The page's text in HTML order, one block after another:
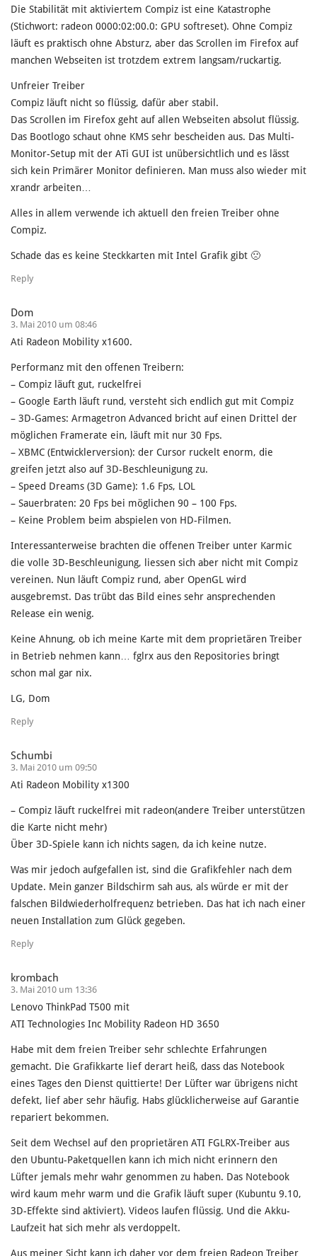
Die Stabilität mit aktiviertem Compiz ist eine Katastrophe
(Stichwort: radeon 0000:02:00.0: GPU softreset). Ohne Compiz
läuft es praktisch ohne Absturz, aber das Scrollen im Firefox auf
manchen Webseiten ist trotzdem extrem langsam/ruckartig.
Unfreier Treiber
Compiz läuft nicht so flüssig, dafür aber stabil.
Das Scrollen im Firefox geht auf allen Webseiten absolut flüssig.
Das Bootlogo schaut ohne KMS sehr bescheiden aus. Das Multi-
Monitor-Setup mit der ATi GUI ist unübersichtlich und es lässt
sich kein Primärer Monitor definieren. Man muss also wieder mit
xrandr arbeiten…
Alles in allem verwende ich aktuell den freien Treiber ohne
Compiz.
Schade das es keine Steckkarten mit Intel Grafik gibt 🙁
Reply
Dom
3. Mai 2010 um 08:46
Ati Radeon Mobility x1600.
Performanz mit den offenen Treibern:
– Compiz läuft gut, ruckelfrei
– Google Earth läuft rund, versteht sich endlich gut mit Compiz
– 3D-Games: Armagetron Advanced bricht auf einen Drittel der
möglichen Framerate ein, läuft mit nur 30 Fps.
– XBMC (Entwicklerversion): der Cursor ruckelt enorm, die
greifen jetzt also auf 3D-Beschleunigung zu.
– Speed Dreams (3D Game): 1.6 Fps, LOL
– Sauerbraten: 20 Fps bei möglichen 90 – 100 Fps.
– Keine Problem beim abspielen von HD-Filmen.
Interessanterweise brachten die offenen Treiber unter Karmic
die volle 3D-Beschleunigung, liessen sich aber nicht mit Compiz
vereinen. Nun läuft Compiz rund, aber OpenGL wird
ausgebremst. Das trübt das Bild eines sehr ansprechenden
Release ein wenig.
Keine Ahnung, ob ich meine Karte mit dem proprietären Treiber
in Betrieb nehmen kann… fglrx aus den Repositories bringt
schon mal gar nix.
LG, Dom
Reply
Schumbi
3. Mai 2010 um 09:50
Ati Radeon Mobility x1300
– Compiz läuft ruckelfrei mit radeon(andere Treiber unterstützen
die Karte nicht mehr)
Über 3D-Spiele kann ich nichts sagen, da ich keine nutze.
Was mir jedoch aufgefallen ist, sind die Grafikfehler nach dem
Update. Mein ganzer Bildschirm sah aus, als würde er mit der
falschen Bildwiederholfrequenz betrieben. Das hat ich nach einer
neuen Installation zum Glück gegeben.
Reply
krombach
3. Mai 2010 um 13:36
Lenovo ThinkPad T500 mit
ATI Technologies Inc Mobility Radeon HD 3650
Habe mit dem freien Treiber sehr schlechte Erfahrungen
gemacht. Die Grafikkarte lief derart heiß, dass das Notebook
eines Tages den Dienst quittierte! Der Lüfter war übrigens nicht
defekt, lief aber sehr häufig. Habs glücklicherweise auf Garantie
repariert bekommen.
Seit dem Wechsel auf den proprietären ATI FGLRX-Treiber aus
den Ubuntu-Paketquellen kann ich mich nicht erinnern den
Lüfter jemals mehr wahr genommen zu haben. Das Notebook
wird kaum mehr warm und die Grafik läuft super (Kubuntu 9.10,
3D-Effekte sind aktiviert). Videos laufen flüssig. Und die Akku-
Laufzeit hat sich mehr als verdoppelt.
Aus meiner Sicht kann ich daher vor dem freien Radeon Treiber